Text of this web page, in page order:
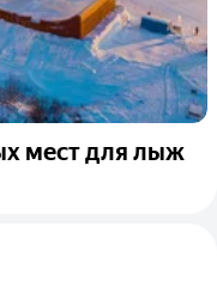
мест для лыж